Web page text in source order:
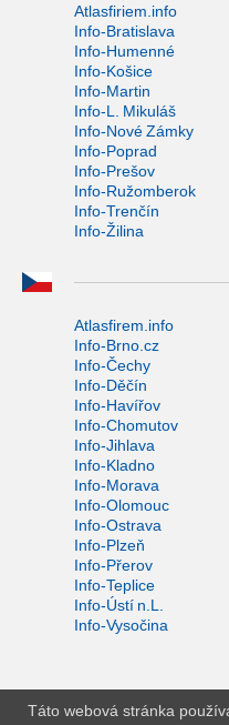
Atlasfiriem.info
Info-Bratislava
Info-Humenné
Info-Košice
Info-Martin
Info-L. Mikuláš
Info-Nové Zámky
Info-Poprad
Info-Prešov
Info-Ružomberok
Info-Trenčín
Info-Žilina
Atlasfirem.info
Info-Brno.cz
Info-Čechy
Info-Děčín
Info-Havířov
Info-Chomutov
Info-Jihlava
Info-Kladno
Info-Morava
Info-Olomouc
Info-Ostrava
Info-Plzeň
Info-Přerov
Info-Teplice
Info-Ústí n.L.
Info-Vysočina
Táto webová stránka